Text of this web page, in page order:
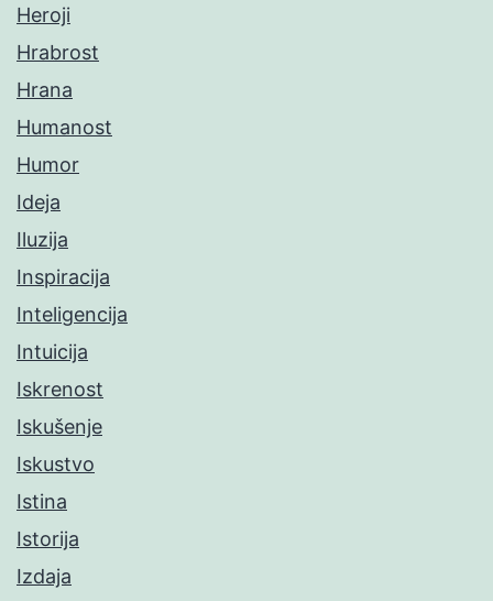
Heroji
Hrabrost
Hrana
Humanost
Humor
Ideja
Iluzija
Inspiracija
Inteligencija
Intuicija
Iskrenost
Iskušenje
Iskustvo
Istina
Istorija
Izdaja